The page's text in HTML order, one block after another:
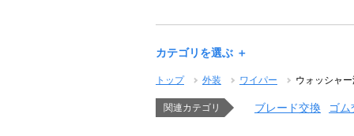
カテゴリを選ぶ ＋
トップ 外装 ワイパー ウォッシャ
関連カテゴリ ブレード交換 ゴム